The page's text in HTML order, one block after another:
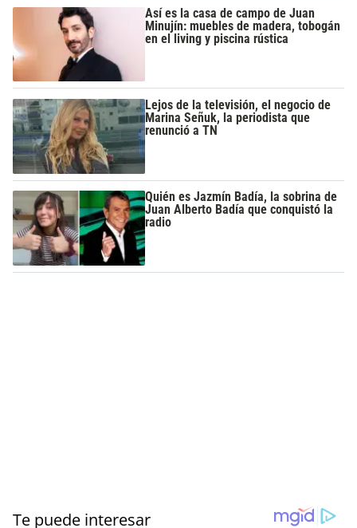
Así es la casa de campo de Juan
Minujín: muebles de madera, tobogán
en el living y piscina rústica
Lejos de la televisión, el negocio de
Marina Señuk, la periodista que
renunció a TN
Quién es Jazmín Badía, la sobrina de
Juan Alberto Badía que conquistó la
radio